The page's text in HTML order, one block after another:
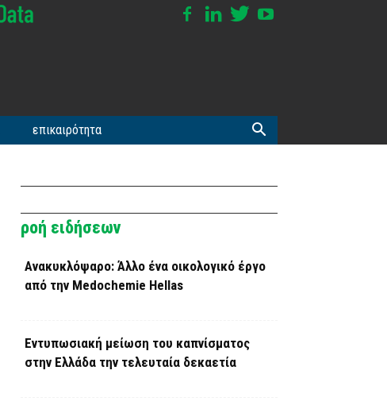
επικαιρότητα
ροή ειδήσεων
Ανακυκλόψαρο: Άλλο ένα οικολογικό έργο
από την Medochemie Hellas
Εντυπωσιακή μείωση του καπνίσματος
στην Ελλάδα την τελευταία δεκαετία